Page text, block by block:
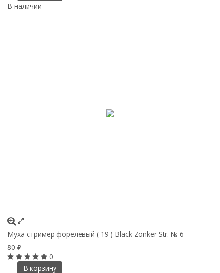
В наличии
Муха стример форелевый ( 19 ) Black Zonker Str. № 6
80 ₽
0
В корзину